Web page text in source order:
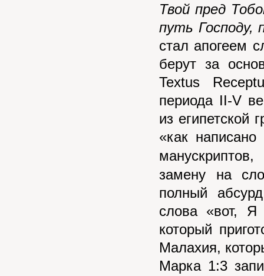
Твой пред
путь Господу,
стал апогеем
берут за
Textus
периода II-V
из египетской
«как написано
замену на
полный
слова «вот,
который
Малахия,
Марка 1:3